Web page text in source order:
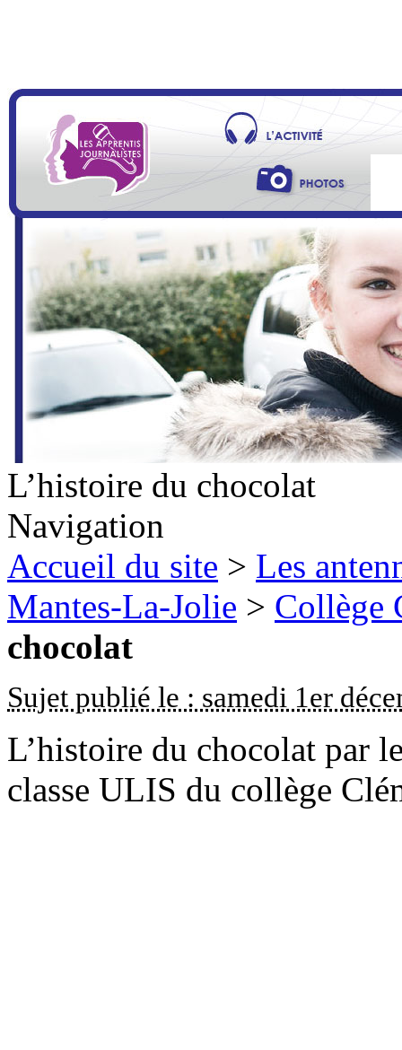
L’histoire du chocolat
Navigation
Accueil du site > Les
Mantes-La-Jolie > Collège
chocolat
Sujet publié le : samedi 1er
L’histoire du chocolat par
classe ULIS du collège